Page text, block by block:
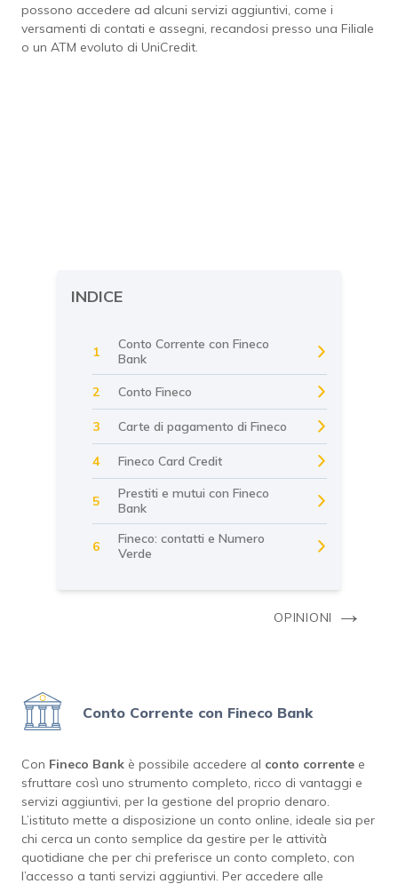
possono accedere ad alcuni servizi aggiuntivi, come i
versamenti di contati e assegni, recandosi presso una Filiale
o un ATM evoluto di UniCredit.
INDICE
1
Conto Corrente con Fineco
Bank
2 Conto Fineco
3 Carte di pagamento di Fineco
4 Fineco Card Credit
5
Prestiti e mutui con Fineco
Bank
6
Fineco: contatti e Numero
Verde
OPINIONI →
Conto Corrente con Fineco Bank
Con Fineco Bank è possibile accedere al conto corrente e
sfruttare così uno strumento completo, ricco di vantaggi e
servizi aggiuntivi, per la gestione del proprio denaro.
L’istituto mette a disposizione un conto online, ideale sia per
chi cerca un conto semplice da gestire per le attività
quotidiane che per chi preferisce un conto completo, con
l’accesso a tanti servizi aggiuntivi. Per accedere alle